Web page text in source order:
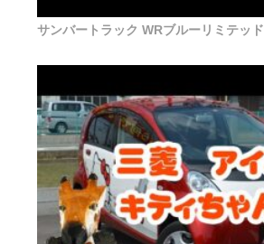
サンバートラック WRブルーリミテッド